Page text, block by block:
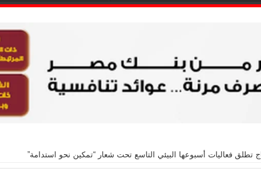
تطلق فعاليات أسبوعها البيئي التاسع تحت شعار “تمكين نحو استدامة”